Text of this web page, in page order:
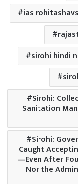
ias
sirohi hindi
Sirohi:
Sanitation
Sirohi:
Caught
—Even After
Nor the